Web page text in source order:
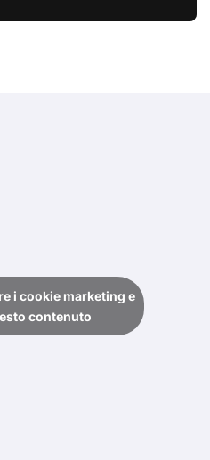
i cookie marketing e
contenuto